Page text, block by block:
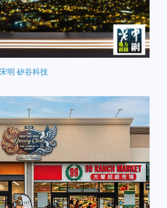
明 矽谷科技